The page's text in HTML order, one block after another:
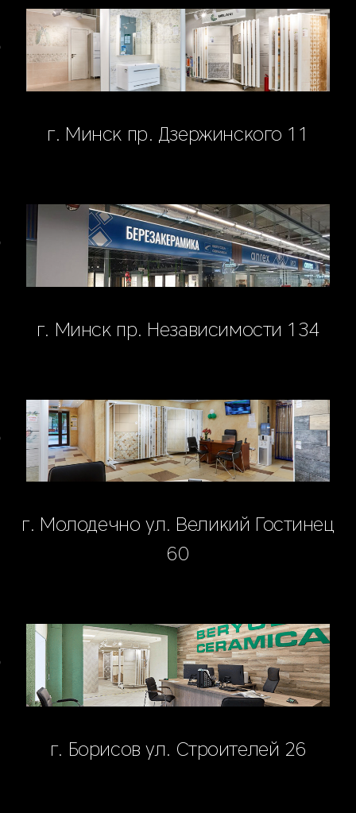
г. Минск пр. Дзержинского 11
г. Минск пр. Независимости 134
г. Молодечно ул. Великий Гостинец
60
г. Борисов ул. Строителей 26